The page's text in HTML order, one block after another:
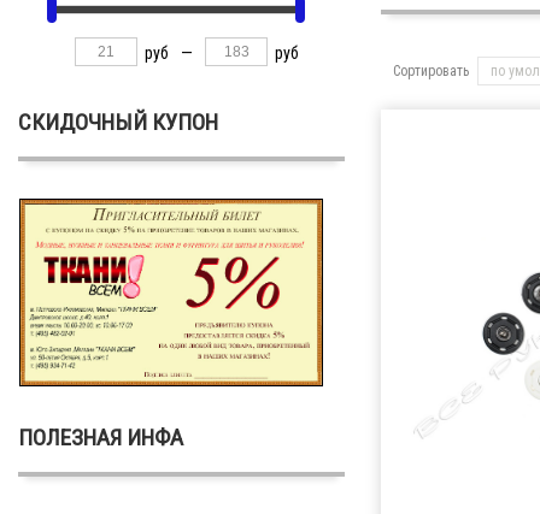
руб — руб
СКИДОЧНЫЙ КУПОН
ПОЛЕЗНАЯ ИНФА
Сортировать по